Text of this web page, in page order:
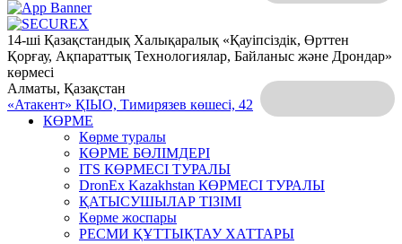
14-ші Қазақстандық Халықаралық «Қауіпсіздік, Өрттен
Қорғау, Ақпараттық Технологиялар, Байланыс және Дрондар»
көрмесі
Алматы, Қазақстан
«Атакент» ҚІЫО, Тимирязев көшесі, 42
КӨРМЕ
Көрме туралы
КӨРМЕ БӨЛІМДЕРІ
ITS КӨРМЕСІ ТУРАЛЫ
DronEx Kazakhstan КӨРМЕСІ ТУРАЛЫ
ҚАТЫСУШЫЛАР ТІЗІМІ
Көрме жоспары
РЕСМИ ҚҰТТЫҚТАУ ХАТТАРЫ